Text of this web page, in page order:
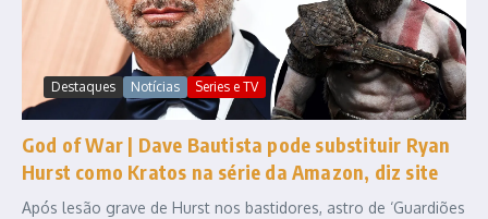
Destaques Notícias Series e TV
God of War | Dave Bautista pode substituir Ryan
Hurst como Kratos na série da Amazon, diz site
Após lesão grave de Hurst nos bastidores, astro de ‘Guardiões